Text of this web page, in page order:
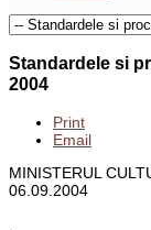
Standardele si
2004
Print
Email
MINISTERUL
06.09.2004